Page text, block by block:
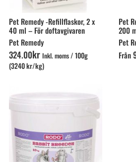
Pet Remedy -Refillflaskor, 2 x
40 ml – För doftavgivaren
Pet Remedy
324.00kr Inkl. moms /100g
(3240 kr/kg)
Pet
200
Pet
Från